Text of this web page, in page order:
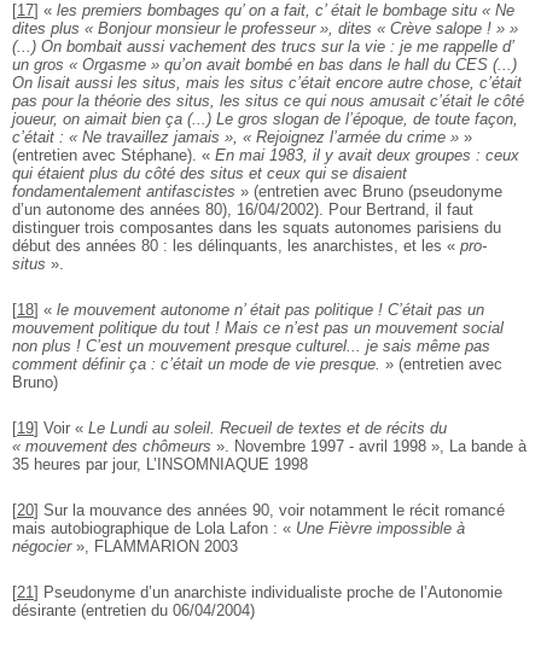
[17] « les premiers bombages qu’ on a fait, c’ était le bombage situ « Ne
dites plus « Bonjour monsieur le professeur », dites « Crève salope ! » »
(...) On bombait aussi vachement des trucs sur la vie : je me rappelle d’
un gros « Orgasme » qu’on avait bombé en bas dans le hall du CES (...)
On lisait aussi les situs, mais les situs c’était encore autre chose, c’était
pas pour la théorie des situs, les situs ce qui nous amusait c’était le côté
joueur, on aimait bien ça (...) Le gros slogan de l’époque, de toute façon,
c’était : « Ne travaillez jamais », « Rejoignez l’armée du crime » »
(entretien avec Stéphane). « En mai 1983, il y avait deux groupes : ceux
qui étaient plus du côté des situs et ceux qui se disaient
fondamentalement antifascistes » (entretien avec Bruno (pseudonyme
d’un autonome des années 80), 16/04/2002). Pour Bertrand, il faut
distinguer trois composantes dans les squats autonomes parisiens du
début des années 80 : les délinquants, les anarchistes, et les « pro-
situs ».
[18] « le mouvement autonome n’ était pas politique ! C’était pas un
mouvement politique du tout ! Mais ce n’est pas un mouvement social
non plus ! C’est un mouvement presque culturel... je sais même pas
comment définir ça : c’était un mode de vie presque. » (entretien avec
Bruno)
[19] Voir « Le Lundi au soleil. Recueil de textes et de récits du
« mouvement des chômeurs ». Novembre 1997 - avril 1998 », La bande à
35 heures par jour, L’INSOMNIAQUE 1998
[20] Sur la mouvance des années 90, voir notamment le récit romancé
mais autobiographique de Lola Lafon : « Une Fièvre impossible à
négocier», FLAMMARION 2003
[21] Pseudonyme d’un anarchiste individualiste proche de l’Autonomie
désirante (entretien du 06/04/2004)